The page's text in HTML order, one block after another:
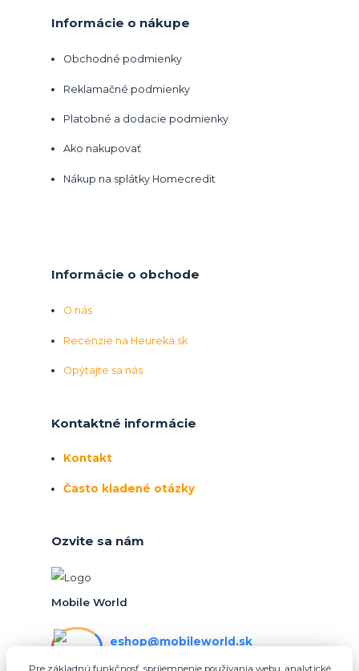
Informácie o nákupe
Obchodné podmienky
Reklamačné podmienky
Platobné a dodacie podmienky
Ako nakupovať
Nákup na splátky Homecredit
Informácie o obchode
O nás
Recenzie na Heureka.sk
Opýtajte sa nás
Kontaktné informácie
Kontakt
Často kladené otázky
Ozvite sa nám
Mobile World
eshop@mobileworld.sk